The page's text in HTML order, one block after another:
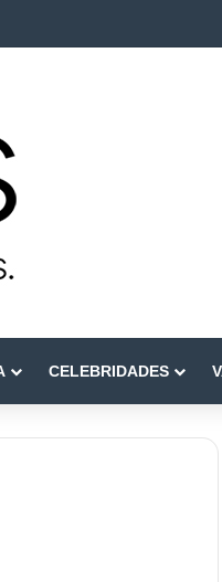
do couro cabeludo
CELEBRIDADES